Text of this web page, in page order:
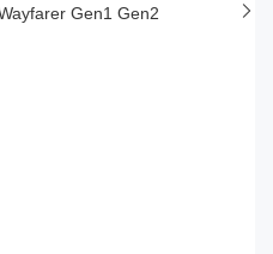
Gen1 Gen2